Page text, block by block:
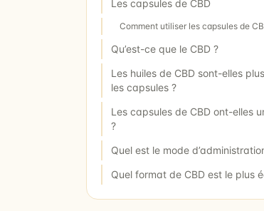
Les capsules de CBD
Comment utiliser les capsules de
Qu’est-ce que le CBD ?
Les huiles de CBD sont-elles
les capsules ?
Les capsules de CBD ont-elles
?
Quel est le mode
Quel format de CBD est le plus